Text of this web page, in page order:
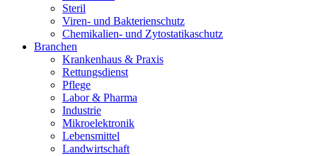
Steril
Viren- und Bakterienschutz
Chemikalien- und Zytostatikaschutz
Branchen
Krankenhaus & Praxis
Rettungsdienst
Pflege
Labor & Pharma
Industrie
Mikroelektronik
Lebensmittel
Landwirtschaft